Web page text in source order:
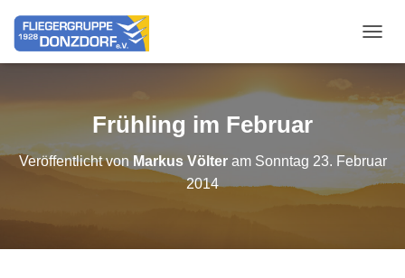
Frühling im Februar
Veröffentlicht von Markus Völteram Sonntag 23. Februar
2014